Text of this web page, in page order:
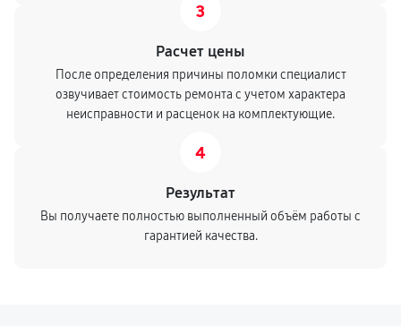
3
Расчет цены
После определения причины поломки специалист
озвучивает стоимость ремонта с учетом характера
неисправности и расценок на комплектующие.
4
Результат
Вы получаете полностью выполненный объём работы с
гарантией качества.